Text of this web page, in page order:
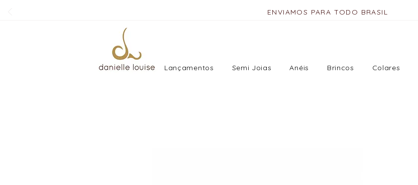
ENVIAMOS PARA TODO BRASIL
Lançamentos Semi Joias Anéis Brincos Colares